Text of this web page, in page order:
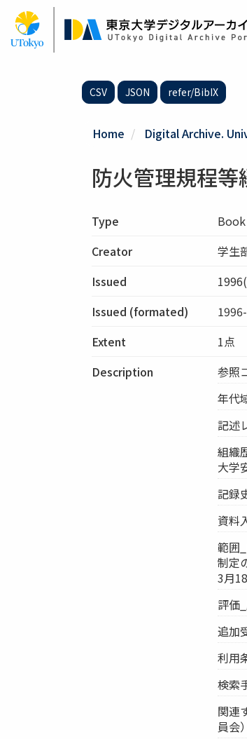
Skip
main
content
CSV JSON refer/BibIX
Home Digital Archive.
防火管理規程等
Type
Book
Creator
学生
Issued
Issued (formated)
Extent
1点
Description
参照
年代
記述
組織
大学
記録
資料
範囲
制定
3月
評価
追加
利用
検索
関連
員会）